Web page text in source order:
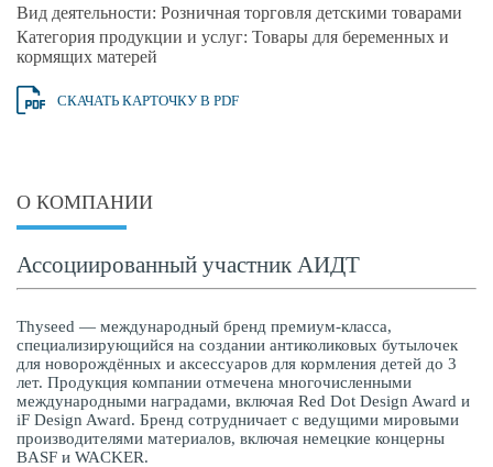
Вид деятельности: Розничная торговля детскими товарами
Категория продукции и услуг: Товары для беременных и
кормящих матерей
СКАЧАТЬ КАРТОЧКУ В PDF
О КОМПАНИИ
Ассоциированный участник АИДТ
Thyseed — международный бренд премиум-класса,
специализирующийся на создании антиколиковых бутылочек
для новорождённых и аксессуаров для кормления детей до 3
лет. Продукция компании отмечена многочисленными
международными наградами, включая Red Dot Design Award и
iF Design Award. Бренд сотрудничает с ведущими мировыми
производителями материалов, включая немецкие концерны
BASF и WACKER.